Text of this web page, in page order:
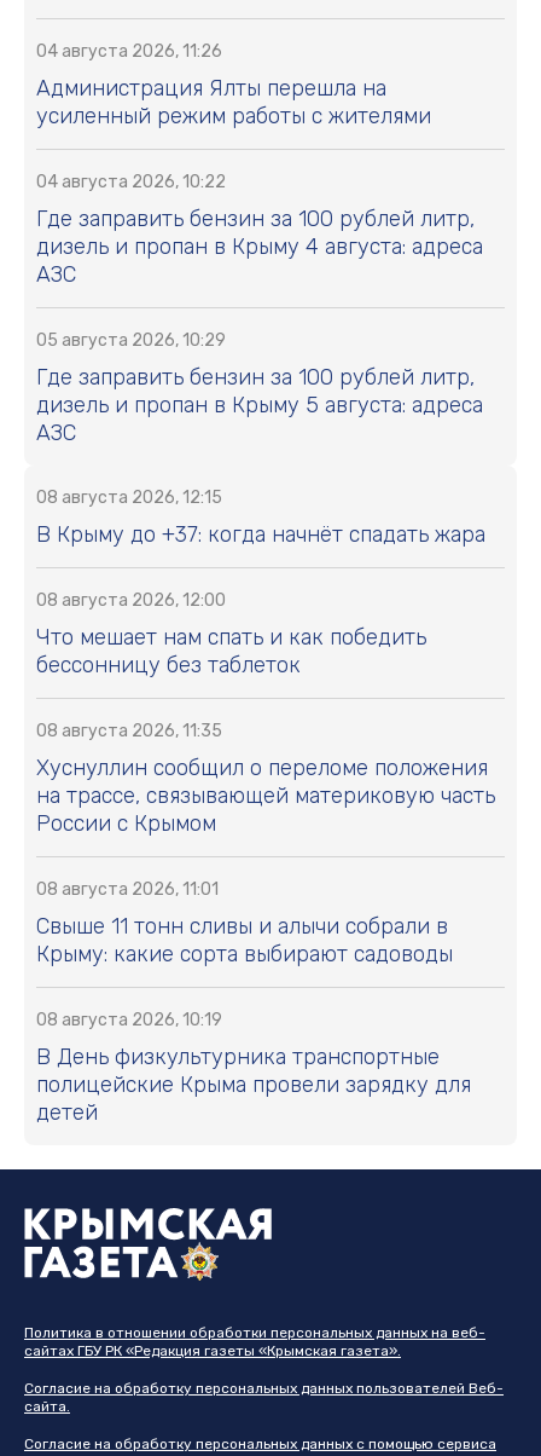
04 августа 2026, 11:26
Администрация Ялты перешла на
усиленный режим работы с жителями
04 августа 2026, 10:22
Где заправить бензин за 100 рублей литр,
дизель и пропан в Крыму 4 августа: адреса
АЗС
05 августа 2026, 10:29
Где заправить бензин за 100 рублей литр,
дизель и пропан в Крыму 5 августа: адреса
АЗС
08 августа 2026, 12:15
В Крыму до +37: когда начнёт спадать жара
08 августа 2026, 12:00
Что мешает нам спать и как победить
бессонницу без таблеток
08 августа 2026, 11:35
Хуснуллин сообщил о переломе положения
на трассе, связывающей материковую часть
России с Крымом
08 августа 2026, 11:01
Свыше 11 тонн сливы и алычи собрали в
Крыму: какие сорта выбирают садоводы
08 августа 2026, 10:19
В День физкультурника транспортные
полицейские Крыма провели зарядку для
детей
Политика в отношении обработки персональных данных на веб-
сайтах ГБУ РК «Редакция газеты «Крымская газета».
Согласие на обработку персональных данных пользователей Веб-
сайта.
Согласие на обработку персональных данных с помощью сервиса